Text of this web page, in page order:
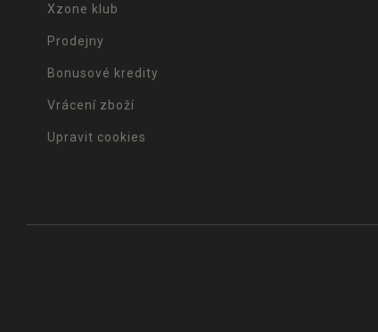
Xzone klub
Prodejny
Bonusové kredity
Vrácení zboží
Upravit cookies